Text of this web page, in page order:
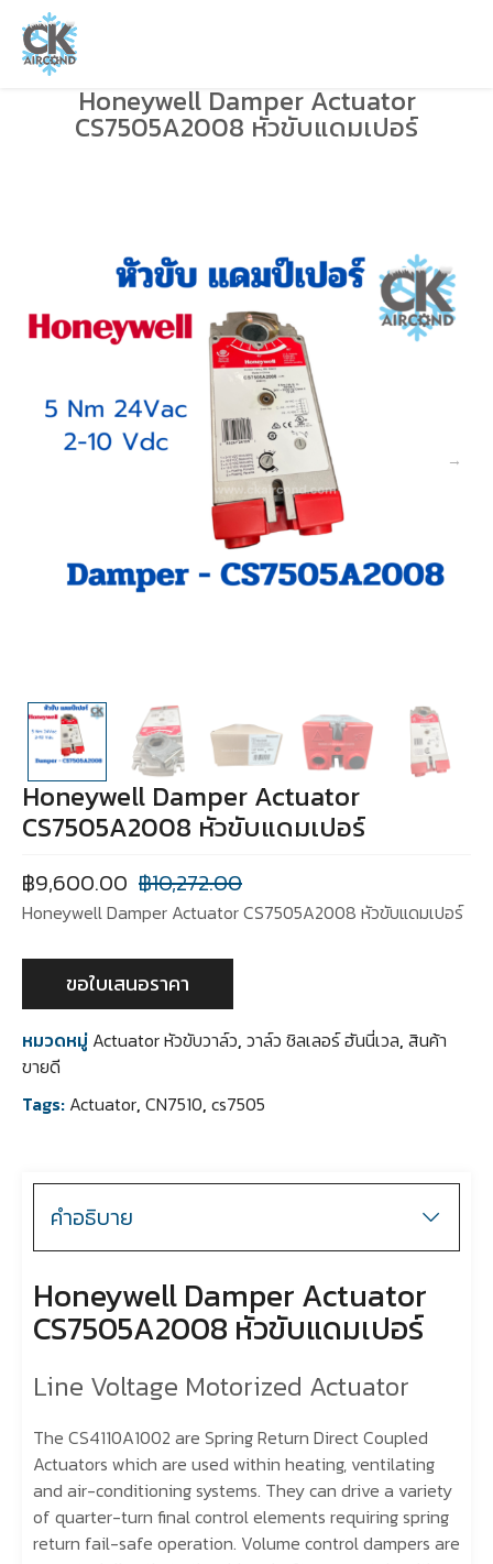
Honeywell Damper Actuator
CS7505A2008 หัวขับแดมเปอร์
Honeywell Damper Actuator
CS7505A2008 หัวขับแดมเปอร์
฿10,272.00
฿9,600.00
Honeywell Damper Actuator CS7505A2008 หัวขับแดมเปอร์
ขอใบเสนอราคา
หมวดหมู่ Actuator หัวขับวาล์ว, วาล์ว ชิลเลอร์ ฮันนี่เวล, สินค้า
ขายดี
Tags: Actuator, CN7510, cs7505
คำอธิบาย
Honeywell Damper Actuator
CS7505A2008 หัวขับแดมเปอร์
Line Voltage Motorized Actuator
The CS4110A1002 are Spring Return Direct Coupled
Actuators which are used within heating, ventilating
and air-conditioning systems. They can drive a variety
of quarter-turn final control elements requiring spring
return fail-safe operation. Volume control dampers are